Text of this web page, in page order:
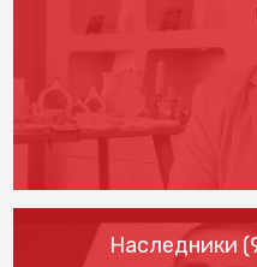
Наследники